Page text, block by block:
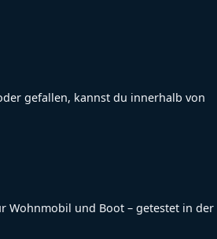
gefallen, kannst du innerhalb von
Wohnmobil und Boot – getestet in der